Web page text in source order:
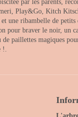
par les parents,
Play&Go, Kitch
une ribambelle de
braver le noir, un
paillettes magiques